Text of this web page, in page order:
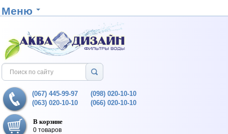
Меню
(067) 445-99-97
(063) 020-10-10
(098) 020-10-10
(066) 020-10-10
В корзине
0 товаров